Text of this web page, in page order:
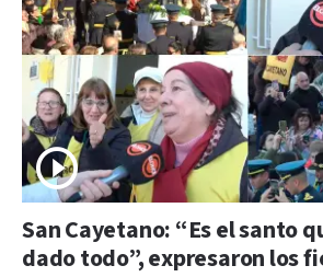
San Cayetano: “Es el santo
dado todo”, expresaron los